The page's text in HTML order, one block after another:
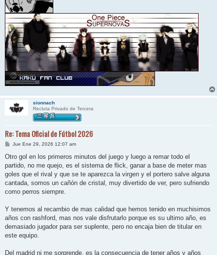
sionnach
Recluta Privado de Tercera
Re: Tema Oficial de Fútbol 2026
M
n
a
j
Jue Ene 29, 2026 12:07 am
Otro gol en los primeros minutos del juego y luego a remar todo el
partido, no me quejo, es el sistema de flick, ganar a base de meter mas
goles que el rival y que se te aparezca la virgen y el portero salve alguna
cantada, somos un cañón de cristal, muy divertido de ver, pero sufriendo
como perros siempre.
Y tenemos al recambio de mas calidad que hemos tenido en muchisimos
años con rashford, mas nos vale disfrutarlo porque es su ultimo año, es
demasiado jugador para ser suplente, pero no encaja bien de titular en
este equipo.
Del madrid ni me sorprende, es la consecuencia de tener años y años